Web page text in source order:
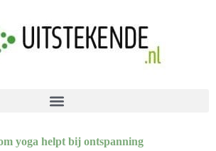
yoga helpt bij ontspanning